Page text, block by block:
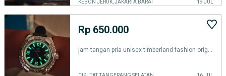
KEBON JERUK, JAKARTA BARAT 19 JUL
Rp 650.000